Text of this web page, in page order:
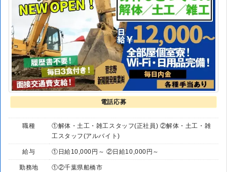
電話応募
職種
①解体・土工・雑工スタッフ(正社員) ②解体・土工・雑
工スタッフ(アルバイト)
給与 ①日給10,000円～ ②日給10,000円～
勤務地 ①②千葉県船橋市